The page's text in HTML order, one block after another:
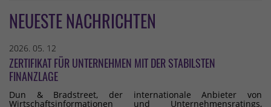
NEUESTE NACHRICHTEN
2026. 05. 12
ZERTIFIKAT FÜR UNTERNEHMEN MIT DER STABILSTEN
FINANZLAGE
Dun & Bradstreet, der internationale Anbieter von
Wirtschaftsinformationen und Unternehmensratings,